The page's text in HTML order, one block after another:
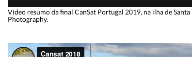
Vídeo resumo da final CanSat Portugal 2019, na ilha de
Photography.